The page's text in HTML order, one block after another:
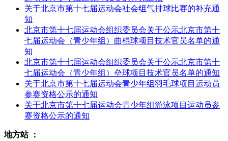
关于北京市第十七届运动会社会组气排球比赛的补充通
知
北京市第十七届运动会组织委员会关于公示北京市第十
七届运动会（青少年组）曲棍球项目技术官员名单的通
知
北京市第十七届运动会组织委员会关于公示北京市第十
七届运动会（青少年组）垒球项目技术官员名单的通知
关于北京市第十七届运动会青少年组羽毛球项目运动员
参赛资格公示的通知
关于北京市第十七届运动会青少年组游泳项目运动员参
赛资格公示的通知
地方站 ：